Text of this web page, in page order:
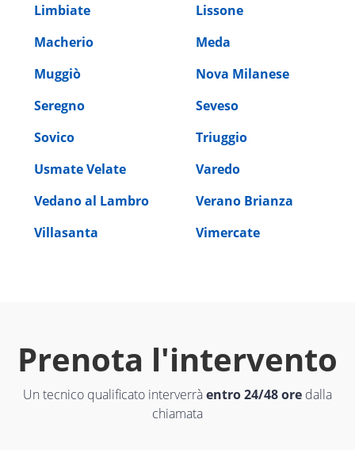
Limbiate
Lissone
Macherio
Meda
Muggiò
Nova Milanese
Seregno
Seveso
Sovico
Triuggio
Usmate Velate
Varedo
Vedano al Lambro
Verano Brianza
Villasanta
Vimercate
Prenota l'intervento
Un tecnico qualificato interverràentro 24/48 ore dalla
chiamata